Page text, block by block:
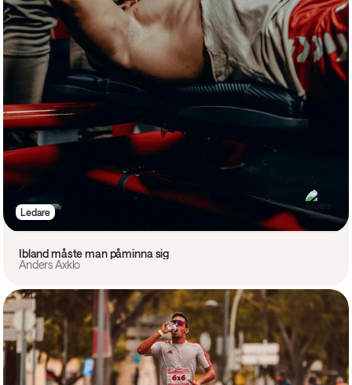
Ledare
Ibland måste man påminna sig
Anders Axklo